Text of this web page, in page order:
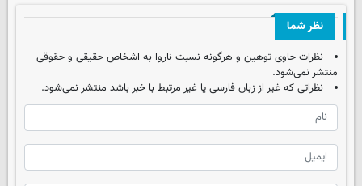
نظر شما
نظرات حاوی توهین و هرگونه نسبت ناروا به اشخاص حقیقی و حقوقی
منتشر نمی‌شود.
نظراتی که غیر از زبان فارسی یا غیر مرتبط با خبر باشد منتشر نمی‌شود.